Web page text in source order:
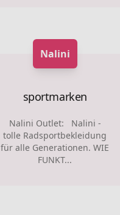
Nalini
sportmarken
Nalini Outlet: Nalini -
tolle Radsportbekleidung
für alle Generationen. WIE
FUNKT...